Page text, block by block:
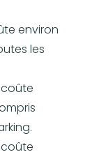
environ
les
coûte
coûte